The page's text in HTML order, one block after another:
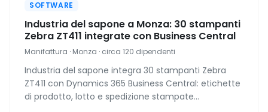
SOFTWARE
Industria del sapone a Monza: 30 stampanti
Zebra ZT411 integrate con Business Central
Manifattura · Monza · circa 120 dipendenti
Industria del sapone integra 30 stampanti Zebra
ZT411 con Dynamics 365 Business Central: etichette
di prodotto, lotto e spedizione stampate